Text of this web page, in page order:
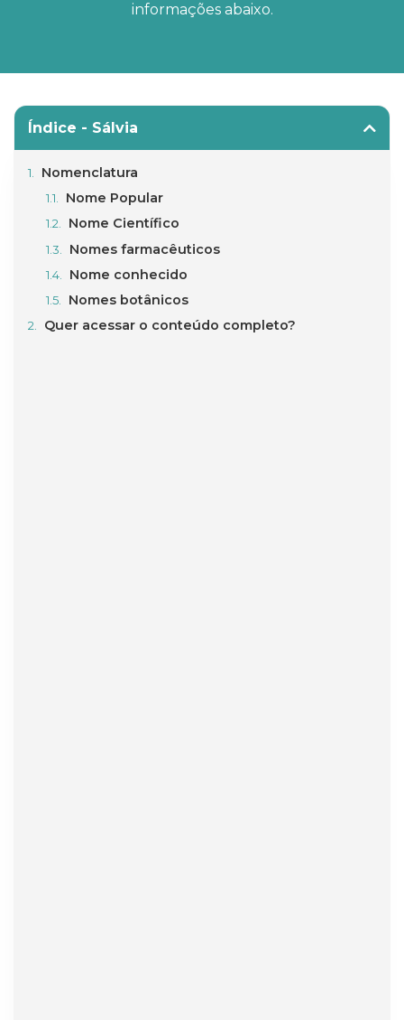
informações abaixo.
Índice - Sálvia
Nomenclatura
Nome Popular
Nome Científico
Nomes farmacêuticos
Nome conhecido
Nomes botânicos
Quer acessar o conteúdo completo?